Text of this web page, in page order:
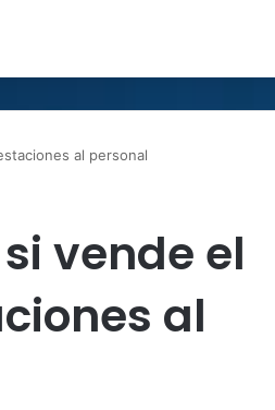
al personal
vende el
al